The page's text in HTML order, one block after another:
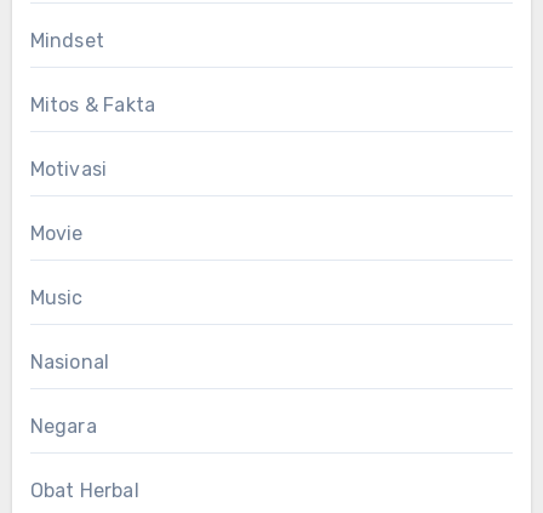
Mindset
Mitos & Fakta
Motivasi
Movie
Music
Nasional
Negara
Obat Herbal